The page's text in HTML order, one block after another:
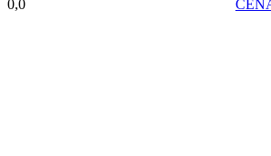
0,0